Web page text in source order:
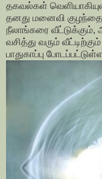
தகவல்கள்
தனது மனைவி
நீலாங்கரை வீட்டுக்கும்,
வசித்து வரும்
பாதுகாப்பு